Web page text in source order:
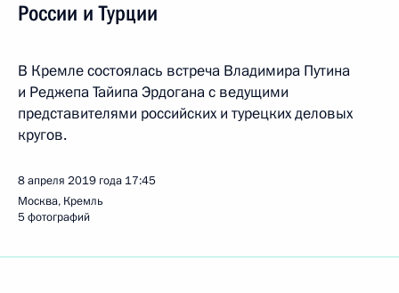
России и Турции
В Кремле состоялась встреча Владимира Путина
и Реджепа Тайипа Эрдогана с ведущими
представителями российских и турецких деловых
кругов.
8 апреля 2019 года 17:45
Москва, Кремль
5 фотографий